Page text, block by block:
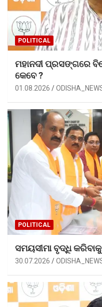
POLITICAL
ମହାନଦୀ ପ୍ରସଙ୍ଗରେ
କେବେ ?
01.08.2026
POLITICAL
ସମୟସୀମା ବୃଦ୍ଧି
30.07.2026